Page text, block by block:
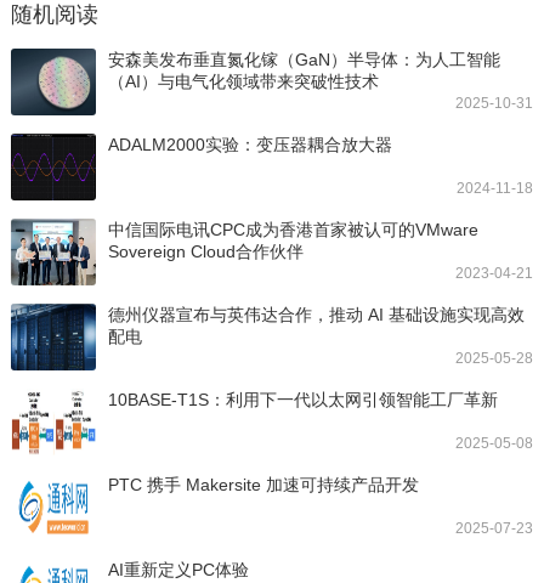
随机阅读
安森美发布垂直氮化镓（GaN）半导体：为人工智能
（AI）与电气化领域带来突破性技术
2025-10-31
ADALM2000实验：变压器耦合放大器
2024-11-18
中信国际电讯CPC成为香港首家被认可的VMware
Sovereign Cloud合作伙伴
2023-04-21
德州仪器宣布与英伟达合作，推动 AI 基础设施实现高效
配电
2025-05-28
10BASE-T1S：利用下一代以太网引领智能工厂革新
2025-05-08
PTC 携手 Makersite 加速可持续产品开发
2025-07-23
AI重新定义PC体验